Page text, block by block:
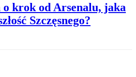
o krok od Arsenalu, jaka
Szczęsnego?